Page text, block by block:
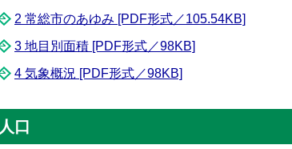
2 常総市のあゆみ [PDF形式／105.54KB]
3 地目別面積 [PDF形式／98KB]
4 気象概況 [PDF形式／98KB]
人口